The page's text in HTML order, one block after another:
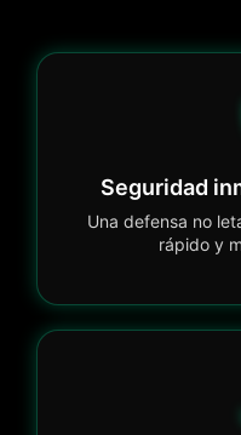
Seguridad
Una defensa no
rápido y